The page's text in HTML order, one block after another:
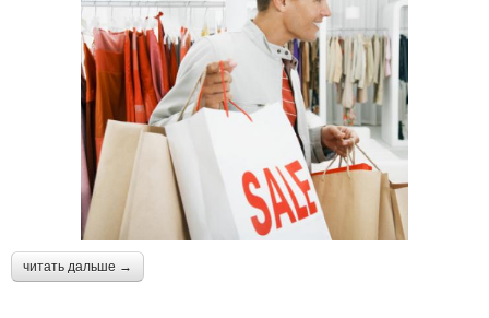
читать дальше →